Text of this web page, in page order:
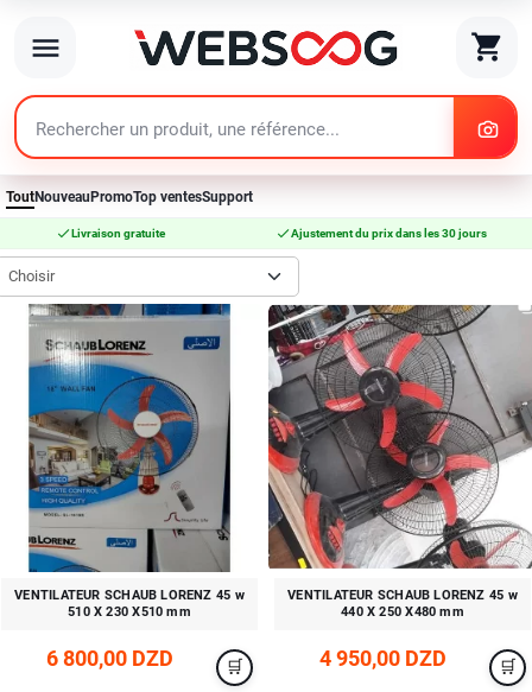
menu shopping_cart
search
ToutNouveau PromoTop ventesSupport
checkLivraison gratuite checkAjustement du prix dans les 30 jours
Choisir
VENTILATEUR SCHAUB LORENZ 45 w
510 X 230 X510 mm
6 800,00 DZD
VENTILATEUR SCHAUB LORENZ 45 w
440 X 250 X480 mm
4 950,00 DZD